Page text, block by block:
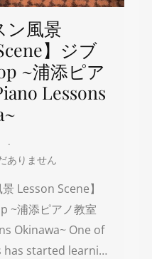
ン風景
】ジブ
~浦添ピア
Lessons
ありません
景 Lesson Scene】
~浦添ピアノ教室
Okinawa~ One of
has started learni…